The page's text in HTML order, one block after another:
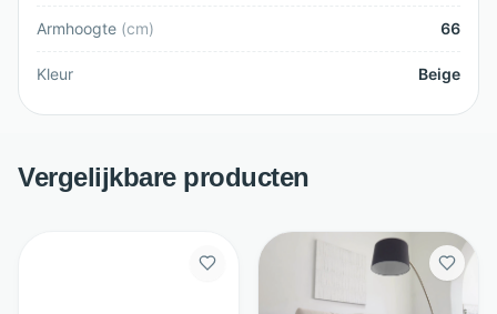
Armhoogte (cm) 66
Kleur Beige
Vergelijkbare producten